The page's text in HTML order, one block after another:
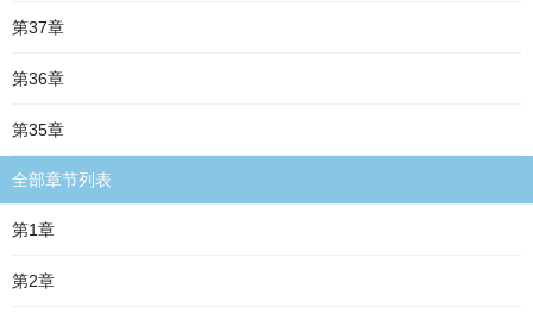
第37章
第36章
第35章
全部章节列表
第1章
第2章